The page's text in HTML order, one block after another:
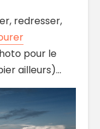
redresser,
pour le
ailleurs)…